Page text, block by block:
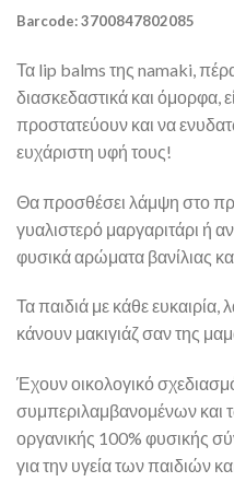
Barcode: 3700847802085
Τα lip balms της namaki,
διασκεδαστικά και όμορφα,
προστατεύουν και να
ευχάριστη υφή τους!
Θα προσθέσει λάμψη στο
γυαλιστερό μαργαριτάρι ή
φυσικά αρώματα βανίλιας
Τα παιδιά με κάθε ευκαιρία,
κάνουν μακιγιάζ σαν της
Έχουν οικολογικό
συμπεριλαμβανομένων και
οργανικής 100% φυσικής
για την υγεία των παιδιών